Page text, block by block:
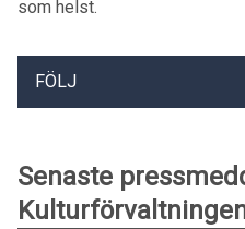
som helst.
FÖLJ
Senaste